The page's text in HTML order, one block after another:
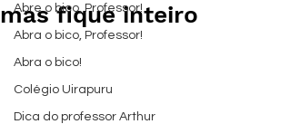
Abre o bico, Professor!
Abra o bico, Professor!
Abra o bico!
Colégio Uirapuru
Dica do professor Arthur
mas fique inteiro